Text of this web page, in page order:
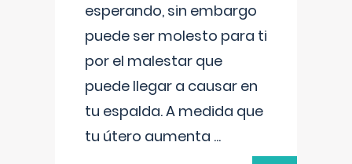
esperando, sin embargo
puede ser molesto para ti
por el malestar que
puede llegar a causar en
tu espalda. A medida que
tu útero aumenta ...